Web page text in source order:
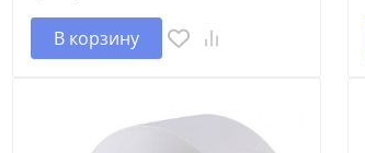
В корзину